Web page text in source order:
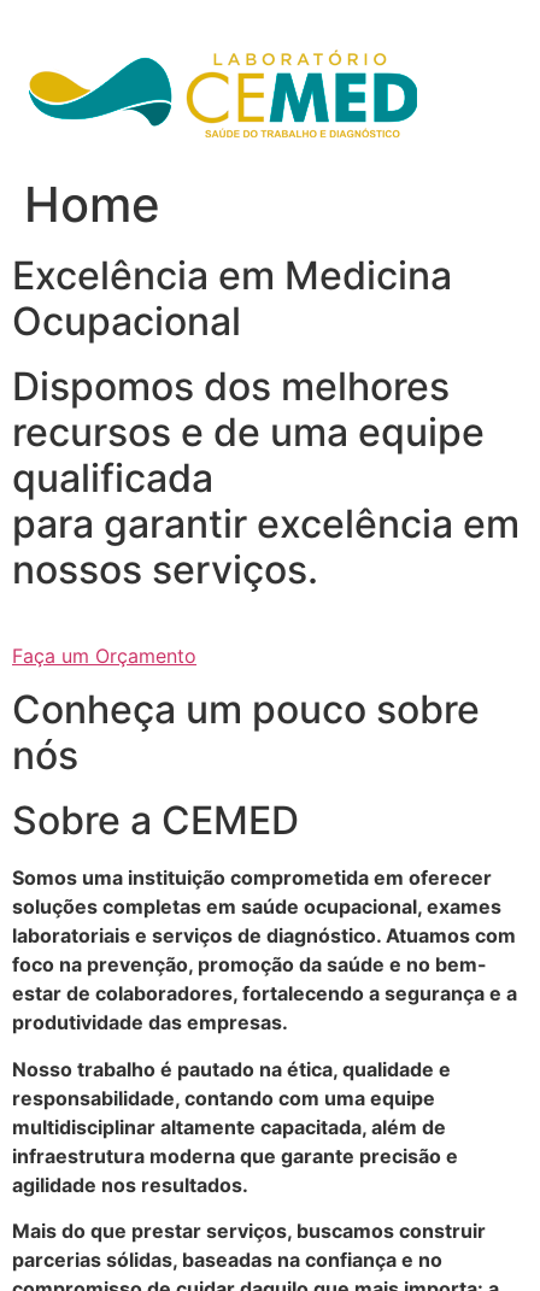
conteúdo
Home
Excelência em Medicina
Ocupacional
Dispomos dos melhores
recursos e de uma equipe
qualificada
para garantir excelência em
nossos serviços.
Faça um Orçamento
Conheça um pouco sobre
nós
Sobre a CEMED
Somos uma instituição comprometida em oferecer
soluções completas em saúde ocupacional, exames
laboratoriais e serviços de diagnóstico. Atuamos com
foco na prevenção, promoção da saúde e no bem-
estar de colaboradores, fortalecendo a segurança e a
produtividade das empresas.
Nosso trabalho é pautado na ética, qualidade e
responsabilidade, contando com uma equipe
multidisciplinar altamente capacitada, além de
infraestrutura moderna que garante precisão e
agilidade nos resultados.
Mais do que prestar serviços, buscamos construir
parcerias sólidas, baseadas na confiança e no